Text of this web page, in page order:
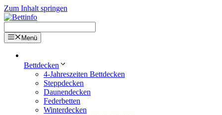
Zum Inhalt springen
Menü
Bettdecken
4-Jahreszeiten Bettdecken
Steppdecken
Daunendecken
Federbetten
Winterdecken